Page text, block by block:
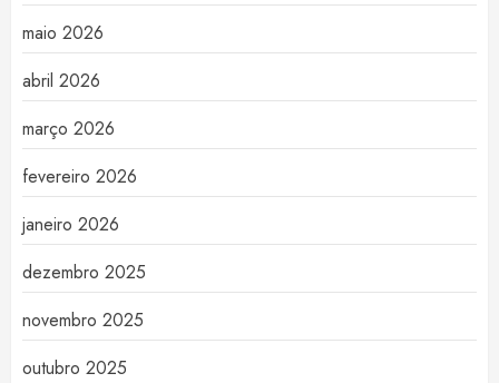
maio 2026
abril 2026
março 2026
fevereiro 2026
janeiro 2026
dezembro 2025
novembro 2025
outubro 2025